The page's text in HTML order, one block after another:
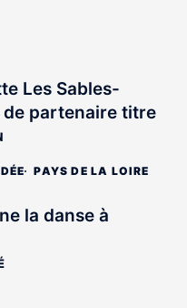
Les Sables-
de partenaire titre
PAYS DE LA LOIRE
la danse à